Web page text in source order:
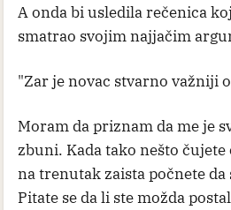
A onda bi usledila rečenica
smatrao svojim najjačim
"Zar je novac stvarno važniji
Moram da priznam da me je
zbuni. Kada tako nešto
na trenutak zaista počnete
Pitate se da li ste možda